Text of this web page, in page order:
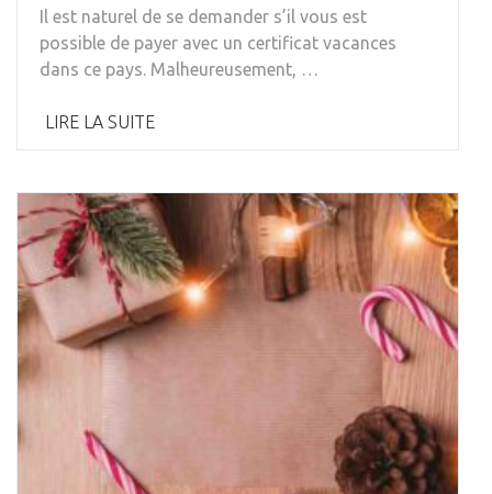
Il est naturel de se demander s’il vous est
possible de payer avec un certificat vacances
dans ce pays. Malheureusement, …
LIRE LA SUITE